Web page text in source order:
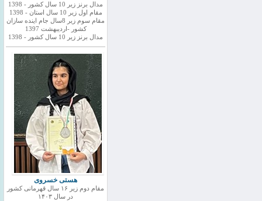
مدال برنز زیر 10 سال کشور - 1398
مقام اول زیر 10 سال استان - 1398
مقام سوم زیر 8سال جام اینده سازان
کشور -اردیبهشت 1397
مدال برنز زیر 10 سال کشور - 1398
هستی خسروی
مقام دوم زیر ۱۶ سال قهرمانی کشور
در سال ۱۴۰۳